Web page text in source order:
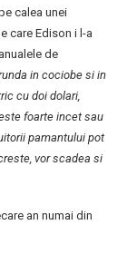
calea unei
care Edison i l-a
de
in cociobe si in
cu doi dolari,
foarte incet sau
pamantului pot
vor scadea si
an numai din